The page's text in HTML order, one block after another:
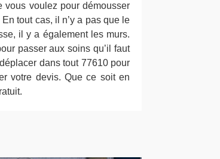
vous voulez pour démousser
tout cas, il n’y a pas que le
il y a également les murs.
passer aux soins qu’il faut
dans tout 77610 pour
votre devis. Que ce soit en